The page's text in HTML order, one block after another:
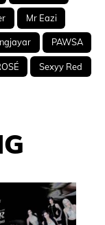
Mr Eazi
PAWSA
Sexyy Red